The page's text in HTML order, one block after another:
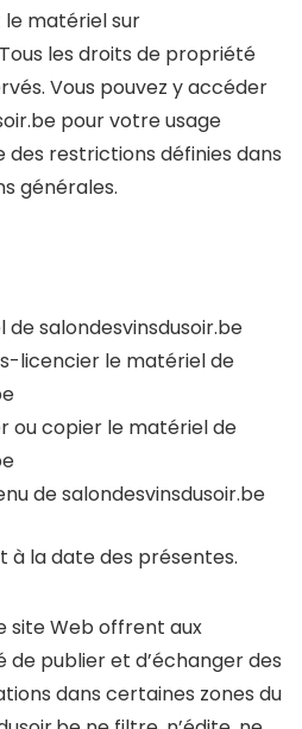
matériel sur
les droits de propriété
Vous pouvez y accéder
pour votre usage
des restrictions définies dans
générales.
salondesvinsdusoir.be
licencier le matériel de
ou copier le matériel de
de salondesvinsdusoir.be
la date des présentes.
site Web offrent aux
de publier et d’échanger des
dans certaines zones du